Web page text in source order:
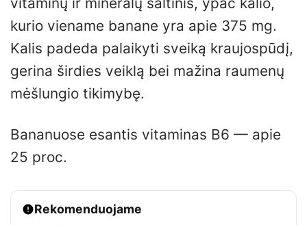
kurio viename banane yra apie 375 mg.
Kalis padeda palaikyti sveiką kraujospūdį,
gerina širdies veiklą bei mažina raumenų
mėšlungio tikimybę.
Bananuose esantis vitaminas B6 — apie
25 proc.
Rekomenduojame